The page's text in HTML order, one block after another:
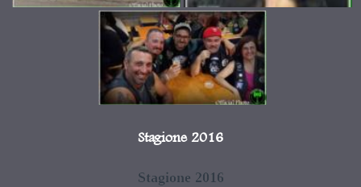
Stagione 2016
Stagione 2016